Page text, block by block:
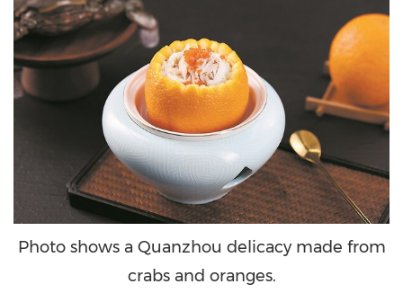
Photo shows a Quanzhou delicacy made from
crabs and oranges.